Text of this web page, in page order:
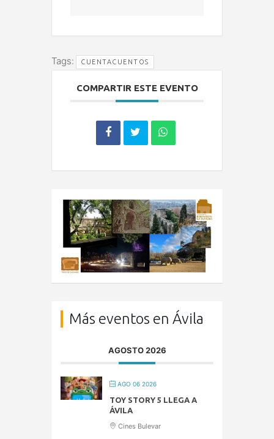
Tags: CUENTACUENTOS
COMPARTIR ESTE EVENTO
Más eventos en Ávila
AGOSTO 2026
AGO 06 2026
TOY STORY 5 LLEGA A
ÁVILA
Cines Bulevar